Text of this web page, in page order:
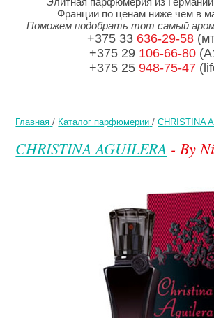
Главная / Каталог парфюмерии /CHRISTINA
CHRISTINA AGUILERA - By
Франции по ценам ниже чем в
Поможем подобрать тот самый
+375 33 636-29-58
+375 29 106-66-80
+375 25 948-75-47